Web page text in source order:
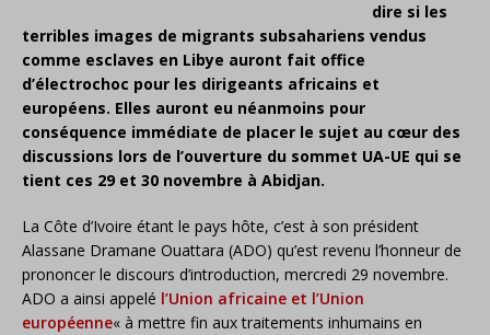
dire si les
terribles images de migrants subsahariens vendus
comme esclaves en Libye auront fait office
d’électrochoc pour les dirigeants africains et
européens. Elles auront eu néanmoins pour
conséquence immédiate de placer le sujet au cœur des
discussions lors de l’ouverture du sommet UA-UE qui se
tient ces 29 et 30 novembre à Abidjan.
La Côte d’Ivoire étant le pays hôte, c’est à son président
Alassane Dramane Ouattara (ADO) qu’est revenu l’honneur de
prononcer le discours d’introduction, mercredi 29 novembre.
ADO a ainsi appelé l’Union africaine et l’Union
européenne« à mettre fin aux traitements inhumains en